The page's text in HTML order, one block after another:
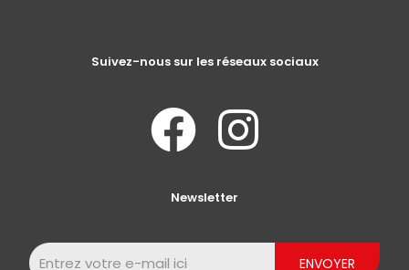
Suivez-nous sur les réseaux sociaux
Newsletter